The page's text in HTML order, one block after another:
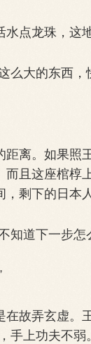
点龙珠，这
大的东西，
离。如果照
且这座棺椁
剩下的日本
道下一步怎
故弄玄虚。
手上功夫不